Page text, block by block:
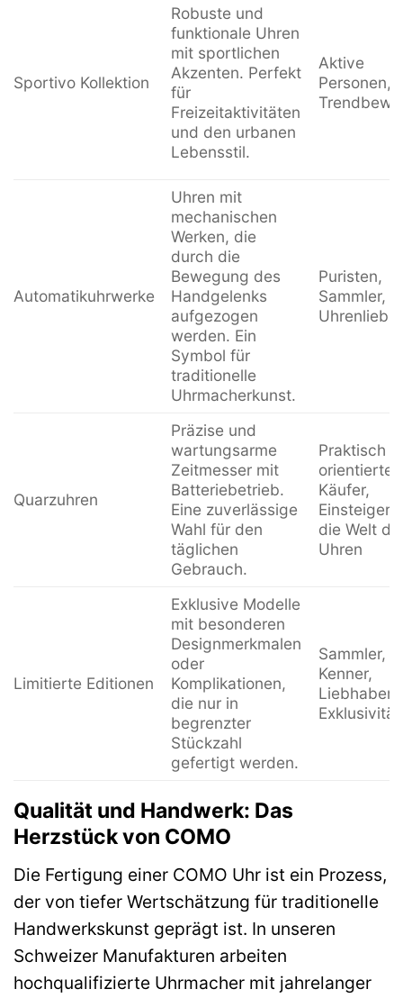
Sportivo Kollektion
Robuste und
funktionale Uhren
mit sportlichen
Akzenten. Perfekt
für
Freizeitaktivitäten
und den urbanen
Lebensstil.
Aktive
Personen,
Automatikuhrwerke
Uhren mit
mechanischen
Werken, die
durch die
Bewegung des
Handgelenks
aufgezogen
werden. Ein
Symbol für
traditionelle
Uhrmacherkunst.
Puristen,
Sammler,
Quarzuhren
Präzise und
wartungsarme
Zeitmesser mit
Batteriebetrieb.
Eine zuverlässige
Wahl für den
täglichen
Gebrauch.
Praktisch
orientierte
Käufer,
Einsteiger
die Welt
Uhren
Limitierte Editionen
Exklusive Modelle
mit besonderen
Designmerkmalen
oder
Komplikationen,
die nur in
begrenzter
Stückzahl
gefertigt werden.
Sammler,
Kenner,
Liebhaber
Exklusivität
Qualität und Handwerk: Das
Herzstück von COMO
Die Fertigung einer COMO Uhr ist ein Prozess,
der von tiefer Wertschätzung für traditionelle
Handwerkskunst geprägt ist. In unseren
Schweizer Manufakturen arbeiten
hochqualifizierte Uhrmacher mit jahrelanger